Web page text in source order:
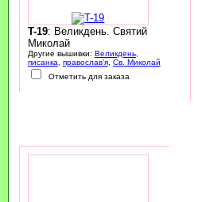
T-19: Великдень. Святий
Миколай
Другие вышивки: Великдень,
писанка, православ’я, Св. Миколай
Отметить для заказа